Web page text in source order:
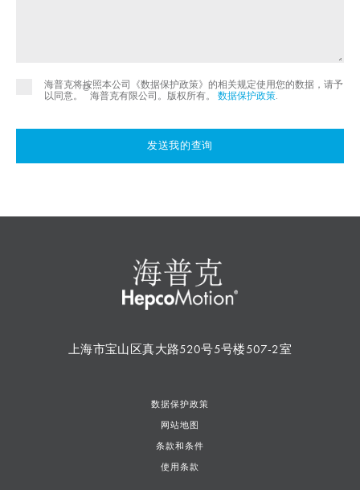
海普克将按照本公司《数据保护政策》的相关规定使用您的数据，请予
以同意。
©
海普克有限公司。版权所有。 数据保护政策.
发送我的查询
上海市宝山区真大路520号5号楼507-2室
数据保护政策
网站地图
条款和条件
使用条款